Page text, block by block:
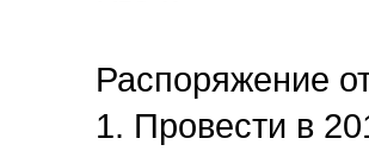
Распоряжение
1. Провести в